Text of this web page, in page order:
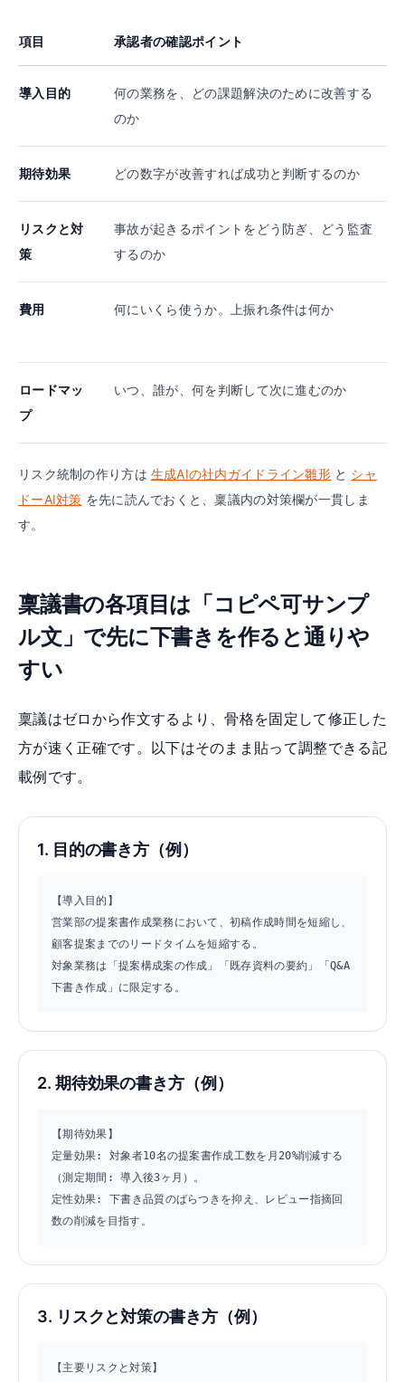
項目 承認者の確認ポイント
導入目的
何の業務を、どの課題解決のために改善する
のか
期待効果 どの数字が改善すれば成功と判断するのか
リスクと対
策
事故が起きるポイントをどう防ぎ、どう監査
するのか
費用 何にいくら使うか。上振れ条件は何か
ロードマッ
プ
いつ、誰が、何を判断して次に進むのか
リスク統制の作り方は 生成AIの社内ガイドライン雛形 と シャ
ドーAI対策 を先に読んでおくと、稟議内の対策欄が一貫しま
す。
稟議書の各項目は「コピペ可サンプ
ル文」で先に下書きを作ると通りや
すい
稟議はゼロから作文するより、骨格を固定して修正した
方が速く正確です。以下はそのまま貼って調整できる記
載例です。
1. 目的の書き方（例）
【導入目的】
営業部の提案書作成業務において、初稿作成時間を短縮し、
顧客提案までのリードタイムを短縮する。
対象業務は「提案構成案の作成」「既存資料の要約」「Q&A
下書き作成」に限定する。
2. 期待効果の書き方（例）
【期待効果】
定量効果: 対象者10名の提案書作成工数を月20%削減する
（測定期間: 導入後3ヶ月）。
定性効果: 下書き品質のばらつきを抑え、レビュー指摘回
数の削減を目指す。
3. リスクと対策の書き方（例）
【主要リスクと対策】